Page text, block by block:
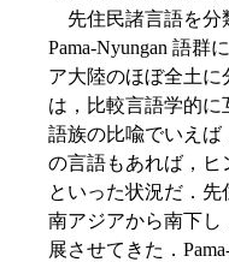
先住民諸言語を分
Pama-Nyungan 語群
ア大陸のほぼ全土
は，比較言語学的
語族の比喩でいえば
の言語もあれば，ヒ
といった状況だ．先
南アジアから南下し
展させてきた．